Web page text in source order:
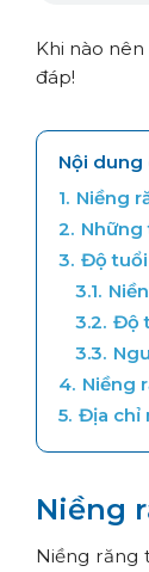
Khi nào
đáp!
Nội dung
1. Niềng
2. Những
3. Độ
3.1.
3.2. Độ
3.3.
4. Niềng
5. Địa chỉ
Niềng
Niềng răng